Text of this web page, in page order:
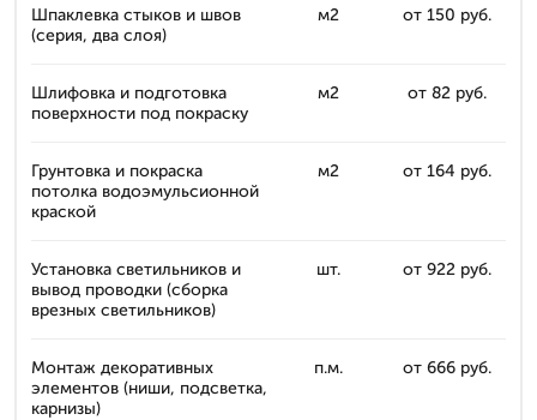
Шпаклевка стыков и швов
(серия, два слоя)
м2 от 150 руб.
Шлифовка и подготовка
поверхности под покраску
м2 от 82 руб.
Грунтовка и покраска
потолка водоэмульсионной
краской
м2 от 164 руб.
Установка светильников и
вывод проводки (сборка
врезных светильников)
шт. от 922 руб.
Монтаж декоративных
элементов (ниши, подсветка,
карнизы)
п.м. от 666 руб.